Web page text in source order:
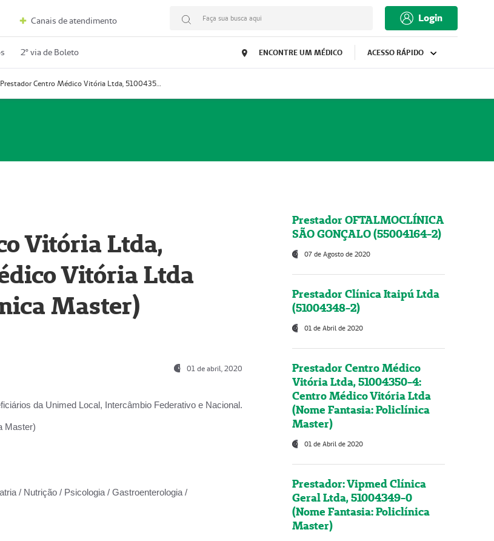
Canais de atendimento Faça sua busca aqui Login
2º via de Boleto ENCONTRE UM MÉDICO ACESSO RÁPIDO
Prestador Centro Médico Vitória Ltda, 51004350-4: Centro Médico Vitória Ltda (Nome Fantasia: Policlínica Master)
Vitória Ltda,
Vitória Ltda
Master)
01 de abril, 2020
da Unimed Local, Intercâmbio Federativo e Nacional.
Master)
/ Nutrição / Psicologia / Gastroenterologia /
Prestador OFTALMOCLÍNICA
SÃO GONÇALO (55004164-2)
07 de Agosto de 2020
Prestador Clínica Itaipú Ltda
(51004348-2)
01 de Abril de 2020
Prestador Centro Médico
Vitória Ltda, 51004350-4:
Centro Médico Vitória Ltda
(Nome Fantasia: Policlínica
Master)
01 de Abril de 2020
Prestador: Vipmed Clínica
Geral Ltda, 51004349-0
(Nome Fantasia: Policlínica
Master)